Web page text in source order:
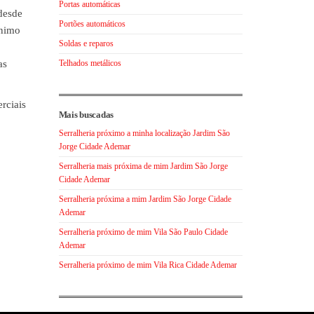
Portas automáticas
Portões automáticos
Soldas e reparos
Telhados metálicos
Mais buscadas
Serralheria próximo a minha localização Jardim São
Jorge Cidade Ademar
Serralheria mais próxima de mim Jardim São Jorge
Cidade Ademar
Serralheria próxima a mim Jardim São Jorge Cidade
Ademar
Serralheria próximo de mim Vila São Paulo Cidade
Ademar
Serralheria próximo de mim Vila Rica Cidade Ademar